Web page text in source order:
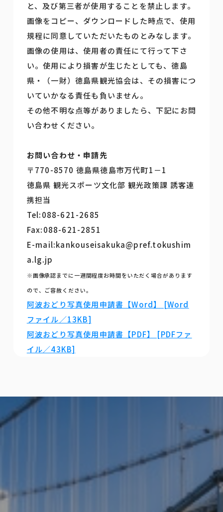
と、及び第三者が使用することを禁止します。
画像をコピー、ダウンロードした時点で、使用
規程に同意していただいたものとみなします。
画像の使用は、使用者の責任にて行って下さ
い。使用により損害が生じたとしても、徳島
県・（一財）徳島県観光協会は、その損害につ
いていかなる責任も負いません。
その他不明な点等がありましたら、下記にお問
い合わせください。
お問い合わせ・申請先
〒770-8570 徳島県徳島市万代町1－1
徳島県 観光スポーツ文化部 観光政策課 誘客連
携担当
Tel:088-621-2685
Fax:088-621-2851
E-mail:kankouseisakuka@pref.tokushim
a.lg.jp
※画像承認までに一週間程度お時間をいただく場合があります
ので、ご容赦ください。
阿波おどり写真使用申請書【Word】 [Word
ファイル／13KB]
阿波おどり写真使用申請書【PDF】 [PDFファ
イル／43KB]